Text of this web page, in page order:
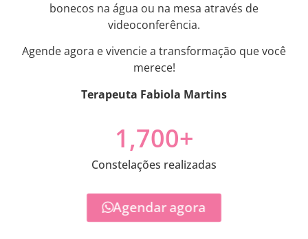
bonecos na água ou na mesa através de
videoconferência.
Agende agora e vivencie a transformação que você
merece!
Terapeuta Fabiola Martins
Constelações realizadas
1,700+
Agendar agora